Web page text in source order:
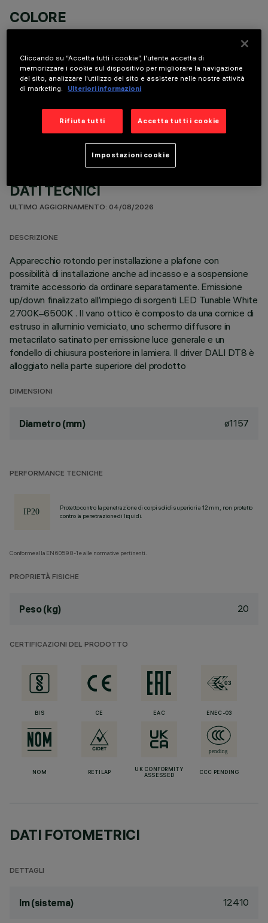
COLORE
DATI TECNICI
ULTIMO AGGIORNAMENTO: 04/08/2026
DESCRIZIONE
Apparecchio rotondo per installazione a plafone con
possibilità di installazione anche ad incasso e a sospensione
tramite accessorio da ordinare separatamente. Emissione
up/down finalizzato all’impiego di sorgenti LED Tunable White
2700K÷6500K . Il vano ottico è composto da una cornice di
estruso in alluminio verniciato, uno schermo diffusore in
metacrilato satinato per emissione luce generale e un
fondello di chiusura posteriore in lamiera. Il driver DALI DT8 è
alloggiato nella parte superiore del prodotto
DIMENSIONI
Diametro (mm) ø1157
PERFORMANCE TECNICHE
Protetto contro la penetrazione di corpi solidi superiori a 12 mm, non protetto
contro la penetrazione di liquidi.
Conforme alla EN60598-1 e alle normative pertinenti.
PROPRIETÀ FISICHE
Peso (kg) 20
CERTIFICAZIONI DEL PRODOTTO
BIS CE EAC ENEC-03
NOM RETILAP
UK CONFORMITY
ASSESSED
CCC PENDING
DATI FOTOMETRICI
DETTAGLI
lm (sistema) 12410
Cliccando su “Accetta tutti i cookie”, l'utente accetta di
memorizzare i cookie sul dispositivo per migliorare la navigazione
del sito, analizzare l'utilizzo del sito e assistere nelle nostre attività
di marketing.
Ulteriori informazioni
Rifiuta tutti Accetta tutti i cookie
Impostazioni cookie